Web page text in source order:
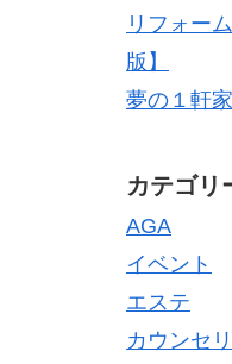
リフォー
版】
夢の１軒
カテゴリ
AGA
イベント
エステ
カウンセ